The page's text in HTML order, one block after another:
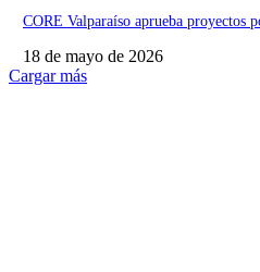
CORE Valparaíso aprueba proyectos
18 de mayo de 2026
Cargar más